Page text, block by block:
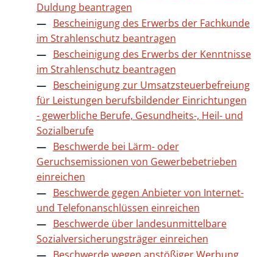
Duldung beantragen
Bescheinigung des Erwerbs der Fachkunde
im Strahlenschutz beantragen
Bescheinigung des Erwerbs der Kenntnisse
im Strahlenschutz beantragen
Bescheinigung zur Umsatzsteuerbefreiung
für Leistungen berufsbildender Einrichtungen
- gewerbliche Berufe, Gesundheits-, Heil- und
Sozialberufe
Beschwerde bei Lärm- oder
Geruchsemissionen von Gewerbebetrieben
einreichen
Beschwerde gegen Anbieter von Internet-
und Telefonanschlüssen einreichen
Beschwerde über landesunmittelbare
Sozialversicherungsträger einreichen